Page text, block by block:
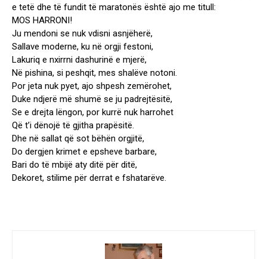
e tetë dhe të fundit të maratonës është ajo me titull:
MOS HARRONI!
Ju mendoni se nuk vdisni asnjëherë,
Sallave moderne, ku në orgji festoni,
Lakuriq e nxirrni dashurinë e mjerë,
Në pishina, si peshqit, mes shalëve notoni.
Por jeta nuk pyet, ajo shpesh zemërohet,
Duke ndjerë më shumë se ju padrejtësitë,
Se e drejta lëngon, por kurrë nuk harrohet
Që t’i dënojë të gjitha prapësitë.
Dhe në sallat që sot bëhën orgjitë,
Do dergjen krimet e epsheve barbare,
Bari do të mbijë aty ditë për ditë,
Dekoret, stilime për derrat e fshatarëve.